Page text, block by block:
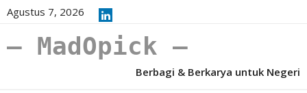
Agustus 7, 2026
– MadOpick –
Berbagi & Berkarya untuk Negeri